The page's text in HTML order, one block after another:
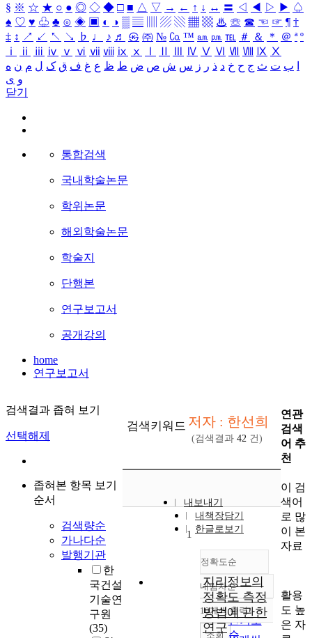
§ ※ ☆ ★ ○ ● ◎ ◇ ◆ □ ■ △ ▽ → ← ↑ ↓ ↔ 〓 ◁ ◀ ▷ ▶ ♤
♠ ♡ ♥ ♧ ♣ ⊙ ◈ ▣ ◐ ◑ ▒ ▤ ▨ ▧ ▦ ▩ ♨ ☏ ☎ ☜ ☞ ¶ †
‡ ↕ ↗ ↙ ↖ ↘ ♭ ♩ ♪ ♬ ㉿ ㈜ № ㏇ ™ ㏂ ㏘ ℡ ＃ ＆ ＊ ＠ ª º
ⅰ
ⅱ ⅲ ⅳ ⅴ ⅵ ⅶ ⅷ ⅸ ⅹ Ⅳ Ⅴ Ⅵ Ⅶ Ⅷ Ⅸ Ⅹ
ب ت ث ج ح خ د ذ ر ز س ش ص ض ط ظ ع غ ف ق ک ل م ن ه
و ی
닫기
통합검색
국내학술논문
학위논문
해외학술논문
학술지
단행본
연구보고서
공개강의
home
연구보고서
검색결과 좁혀 보기
선택해제
좁혀본 항목 보기
순서
검색량순
가나다순
발행기관
한
국건설
기술연
구원
(35)
검색키워드 저자 : 한선희
(검색결과 42 건)
내보내기
내책장담기
한글로보기
정확도순
정확도
순
인기도
순
내림차순
내림차순
10개씩 출력
조회
1
지리정보의
정확도 측정
방법에 관한
연구
연관
검색
어 추
천
이 검
색어
로 많
이 본
자료
활용
도 높
은 자